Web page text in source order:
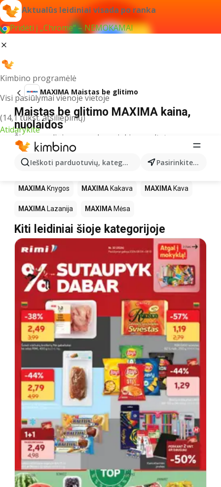
Aktualūs leidiniai visada po ranka
Pridėti į „Chrome“ – NEMOKAMAI
Kimbino programėlė
Visi pasiūlymai vienoje vietoje
(14,1 tūkst. atsiliepimų)
Atidarykite
Ieškoti parduotuvių, kategorijų, produktų... Pasirinkite miestą
MAXIMA Maistas be glitimo
Maistas be glitimo MAXIMA kaina,
nuolaidos
Šiuo pavadinimu neradome jokių rezultatų
Kiti produktai parduotuvėse MAXIMA
MAXIMA LEGO MAXIMA Gėrimai MAXIMA
MAXIMA Knygos MAXIMA Kakava MAXIMA Kava
MAXIMA Lazanija MAXIMA Mėsa
Kiti leidiniai šioje kategorijoje